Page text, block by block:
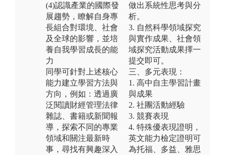
(4)認識產業的國際發
展趨勢，瞭解自身專
長組合對環境、社會
及全球的影響，並培
養自我學習成長的能
力
同學可針對上述核心
能力建立學習方法與
方向，例如：透過廣
泛閱讀財經管理法律
雜誌、書籍或新聞報
導，探索不同的專業
領域和關注最新時
事，尋找有興趣深入
做出系統性思考與分
析。
3. 自然科學領域探究
與實作成果、社會領
域探究活動成果擇一
提交即可。
三、多元表現：
1. 高中自主學習計畫
與成果
2. 社團活動經驗
3. 競賽表現
4. 特殊優表現證明，
英文能力檢定證明可
為托福、多益、雅思